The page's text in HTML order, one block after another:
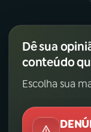
Dê sua
conteúdo
Escolha sua